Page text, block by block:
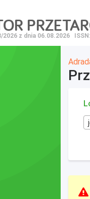
2026 z dnia 06.08.2026